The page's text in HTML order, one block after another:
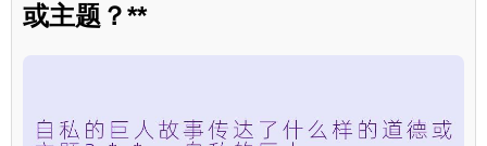
或主题？**